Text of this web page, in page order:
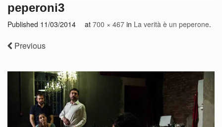
peperoni3
Published 11/03/2014 at 700 × 467 in La verità è un peperone.
Previous